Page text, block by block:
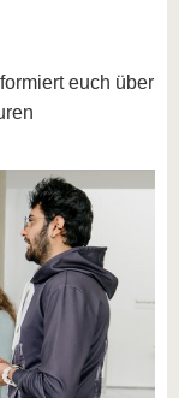
euch über